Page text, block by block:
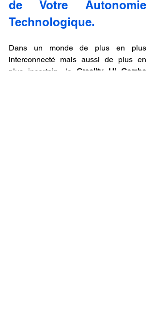
de Votre Autonomie
Technologique.
Dans un monde de plus en plus
interconnecté mais aussi de plus en
plus incertain, la Creality Hi Combo